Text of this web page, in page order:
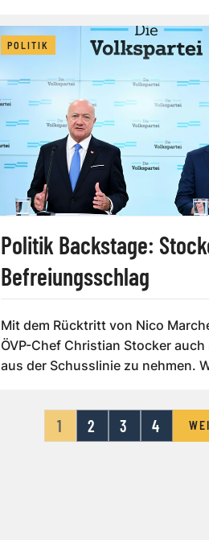
POLITIK
Politik Backstage:
Befreiungsschlag
Mit dem Rücktritt von Nico
ÖVP-Chef Christian Stocker
aus der Schusslinie zu nehmen.
1 2 3 4